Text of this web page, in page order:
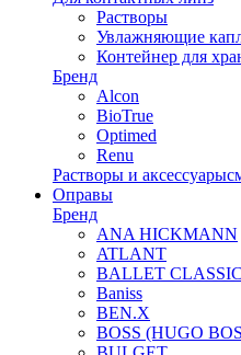
Растворы
Увлажняющие
Контейнер для
Бренд
Alcon
BioTrue
Optimed
Renu
Растворы и аксессуары
Оправы
Бренд
ANA HICKMANN
ATLANT
BALLET CLASSIC
Baniss
BEN.X
BOSS (HUGO